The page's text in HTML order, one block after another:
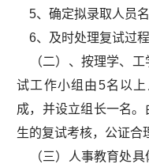
5、确定拟录取人员名
6、及时处理复试过程
（二）、按理学、工
试工作小组由5名以
成，并设立组长一名
生的复试考核，公证合
（三）人事教育处具